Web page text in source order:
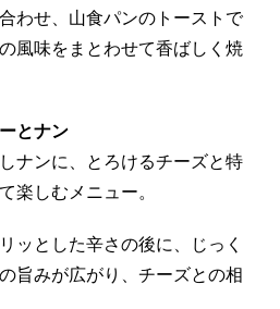
わせ、山食パンのトーストで
風味をまとわせて香ばしく焼
とナン
ナンに、とろけるチーズと特
楽しむメニュー。
ッとした辛さの後に、じっく
旨みが広がり、チーズとの相